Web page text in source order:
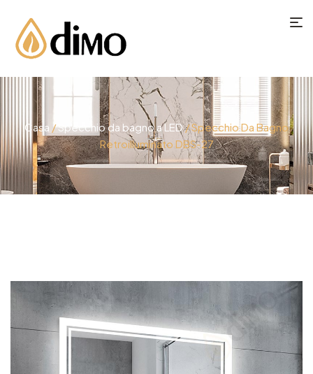
Casa /Specchio da bagno a LED/ Specchio Da Bagno
Retroilluminato DBS-27